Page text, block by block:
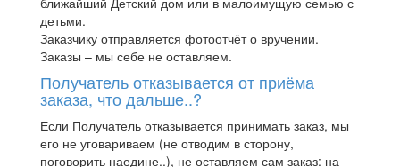
детьми.
Заказчику отправляется фотоотчёт о вручении.
Заказы – мы себе не оставляем.
Получатель отказывается от приёма
заказа, что дальше..?
Если Получатель отказывается принимать заказ, мы
его не уговариваем (не отводим в сторону,
поговорить наедине..), не оставляем сам заказ: на